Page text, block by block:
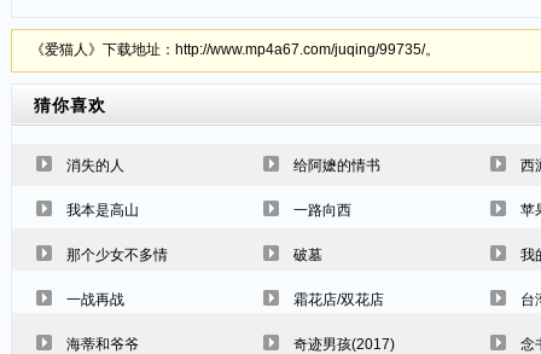
《爱猫人》下载地址：http://www.mp4a67.com/juqing/99735/。
猜你喜欢
消失的人 给阿嬷的情书 西
我本是高山 一路向西 苹
那个少女不多情 破墓 我
一战再战 霜花店/双花店 台
海蒂和爷爷 奇迹男孩(2017) 念